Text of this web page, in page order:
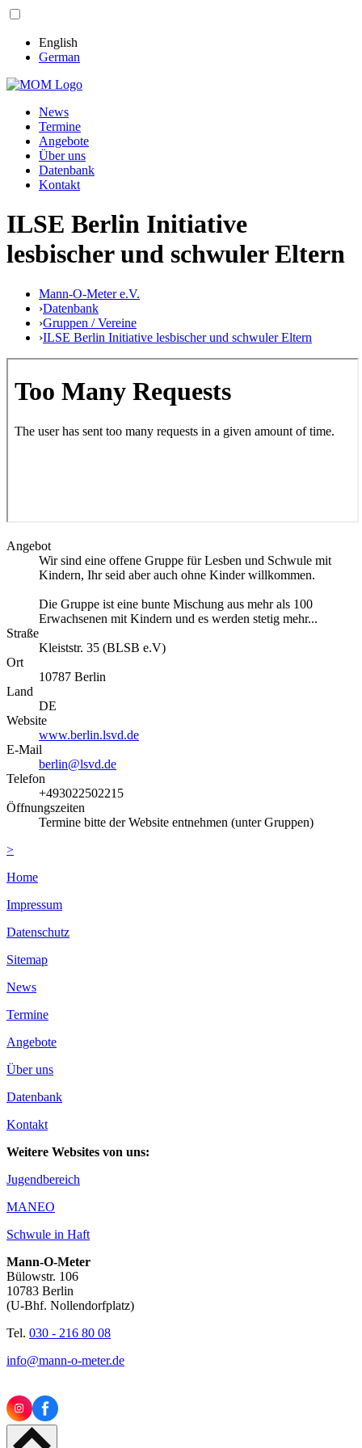
English
German
News
Termine
Angebote
Über uns
Datenbank
Kontakt
ILSE Berlin Initiative
lesbischer und schwuler Eltern
Mann-O-Meter e.V.
›Datenbank
›Gruppen / Vereine
›ILSE Berlin Initiative lesbischer und schwuler Eltern
Angebot
Wir sind eine offene Gruppe für Lesben und Schwule mit
Kindern, Ihr seid aber auch ohne Kinder willkommen.
Die Gruppe ist eine bunte Mischung aus mehr als 100
Erwachsenen mit Kindern und es werden stetig mehr...
Straße
Kleiststr. 35 (BLSB e.V)
Ort
10787 Berlin
Land
DE
Website
www.berlin.lsvd.de
E-Mail
berlin@lsvd.de
Telefon
+493022502215
Öffnungszeiten
Termine bitte der Website entnehmen (unter Gruppen)
>
Home
Impressum
Datenschutz
Sitemap
News
Termine
Angebote
Über uns
Datenbank
Kontakt
Weitere Websites von uns:
Jugendbereich
MANEO
Schwule in Haft
Mann-O-Meter
Bülowstr. 106
10783 Berlin
(U-Bhf. Nollendorfplatz)
Tel. 030 - 216 80 08
info@mann-o-meter.de